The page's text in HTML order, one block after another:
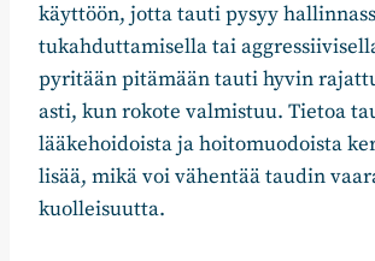
käyttöön, jotta tauti pysyy
tukahduttamisella tai
pyritään pitämään tauti hyvin
asti, kun rokote valmistuu. Tietoa
lääkehoidoista ja hoitomuodoista
lisää, mikä voi vähentää taudin
kuolleisuutta.